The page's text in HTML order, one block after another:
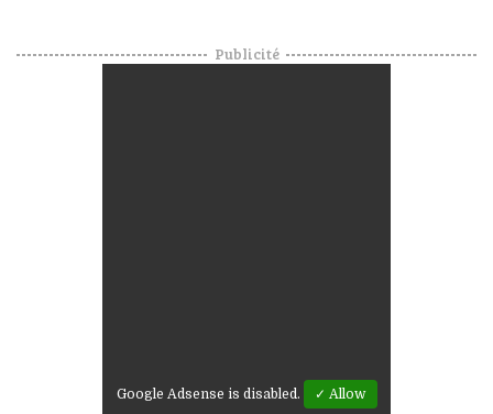
Publicité
Google Adsense is disabled. ✓ Allow